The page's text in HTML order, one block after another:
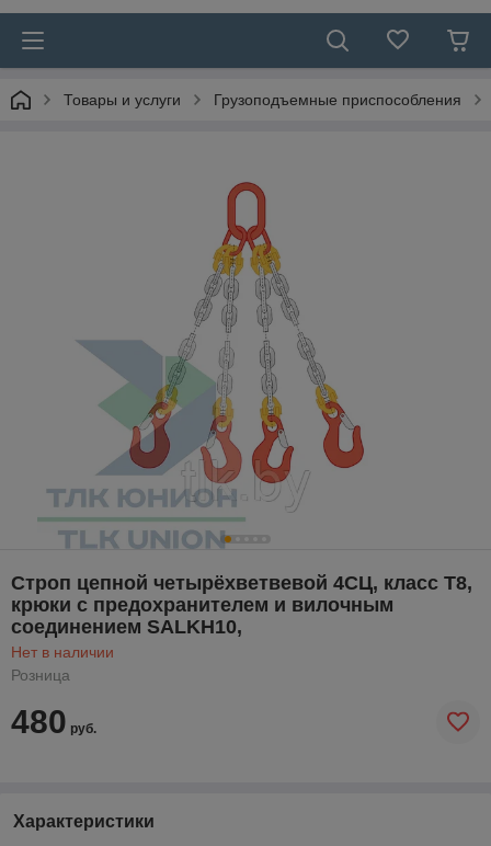
Товары и услуги Грузоподъемные приспособления
Строп цепной четырёхветвевой 4СЦ, класс Т8,
крюки с предохранителем и вилочным
соединением SALKH10,
Нет в наличии
Розница
480 руб.
Характеристики